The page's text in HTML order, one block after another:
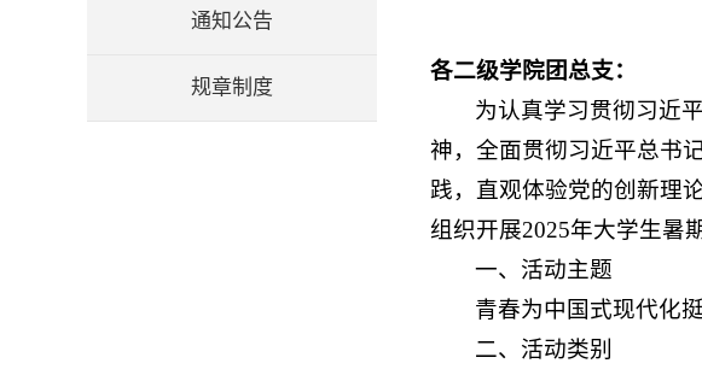
通知公告
规章制度
各二级学院团总支：
为认真学习贯彻习近
神，全面贯彻习近平总书
践，直观体验党的创新理
组织开展2025年大学生暑
一、活动主题
青春为中国式现代化
二、活动类别